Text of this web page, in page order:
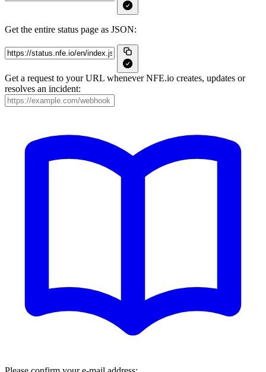
Get the entire status page as JSON:
Get a request to your URL whenever NFE.io creates, updates or
resolves an incident: